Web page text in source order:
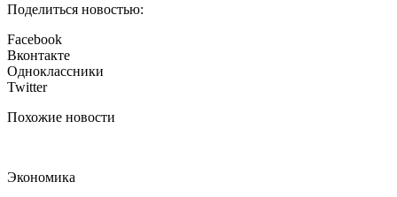
Поделиться новостью:
Facebook
Вконтакте
Одноклассники
Twitter
Похожие новости
Экономика